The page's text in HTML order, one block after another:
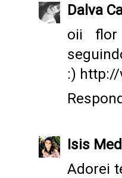
Dalva
oii flor
:)
Isis
Adorei